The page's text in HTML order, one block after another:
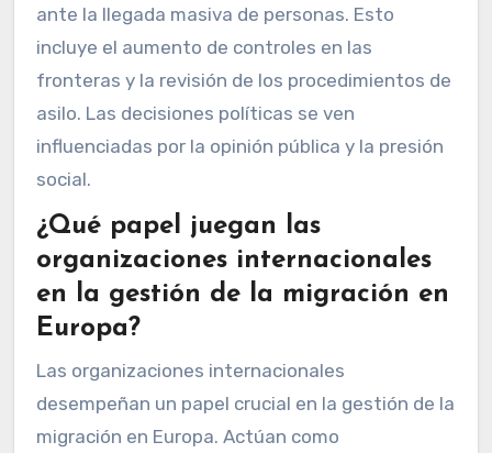
ante la llegada masiva de personas. Esto
incluye el aumento de controles en las
fronteras y la revisión de los procedimientos de
asilo. Las decisiones políticas se ven
influenciadas por la opinión pública y la presión
social.
¿Qué papel juegan las
organizaciones internacionales
en la gestión de la migración en
Europa?
Las organizaciones internacionales
desempeñan un papel crucial en la gestión de la
migración en Europa. Actúan como